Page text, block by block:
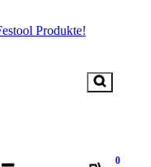
Produkte!
0